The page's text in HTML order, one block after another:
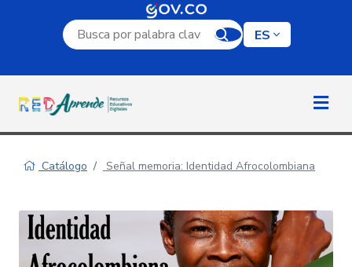
Campo de búsqueda por palabra clave
ES
Catálogo Señal memoria: Identidad Afrocolombiana